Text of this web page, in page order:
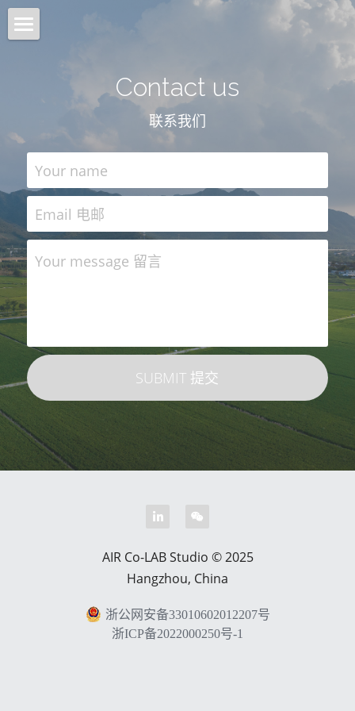
Architecture 建筑
Interiors 室内
Lab 实验
Contact 联系我们
Contact us
联系我们
Your name
Email 电邮
Your message 留言
SUBMIT 提交
AIR Co-LAB Studio © 2025
Hangzhou, China
浙公网安备33010602012207号
浙ICP备2022000250号-1